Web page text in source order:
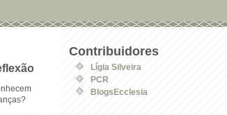
Contribuidores
Lígia Silveira
PCR
BlogsEcclesia